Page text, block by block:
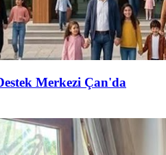
Merkezi Çan'da